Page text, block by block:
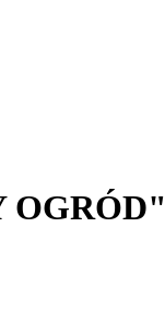
OGRÓD"